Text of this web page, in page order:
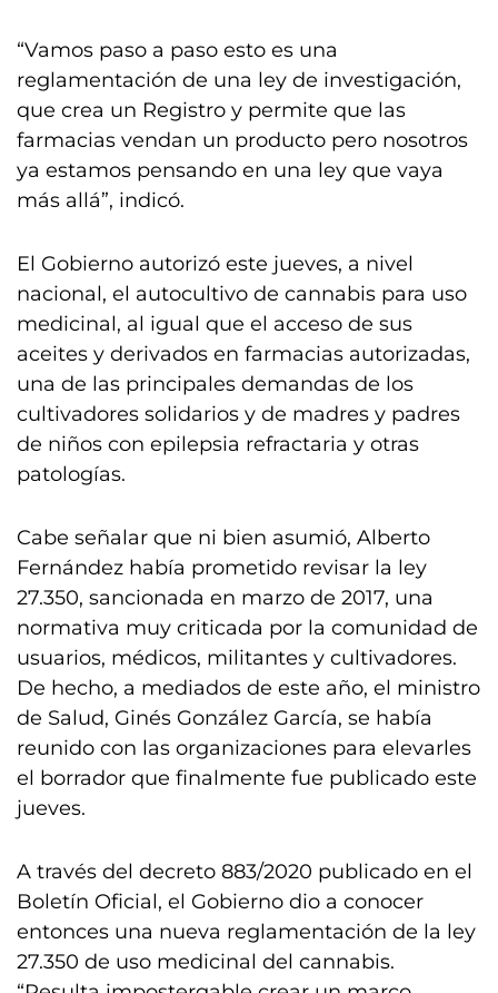
“Vamos paso a paso esto es una
reglamentación de una ley de investigación,
que crea un Registro y permite que las
farmacias vendan un producto pero nosotros
ya estamos pensando en una ley que vaya
más allá”, indicó.
El Gobierno autorizó este jueves, a nivel
nacional, el autocultivo de cannabis para uso
medicinal, al igual que el acceso de sus
aceites y derivados en farmacias autorizadas,
una de las principales demandas de los
cultivadores solidarios y de madres y padres
de niños con epilepsia refractaria y otras
patologías.
Cabe señalar que ni bien asumió, Alberto
Fernández había prometido revisar la ley
27.350, sancionada en marzo de 2017, una
normativa muy criticada por la comunidad de
usuarios, médicos, militantes y cultivadores.
De hecho, a mediados de este año, el ministro
de Salud, Ginés González García, se había
reunido con las organizaciones para elevarles
el borrador que finalmente fue publicado este
jueves.
A través del decreto 883/2020 publicado en el
Boletín Oficial, el Gobierno dio a conocer
entonces una nueva reglamentación de la ley
27.350 de uso medicinal del cannabis.